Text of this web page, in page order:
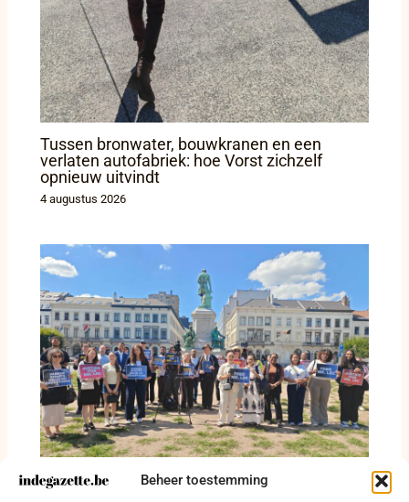
Beheer toestemming
Tussen bronwater, bouwkranen en een
verlaten autofabriek: hoe Vorst zichzelf
opnieuw uitvindt
4 augustus 2026